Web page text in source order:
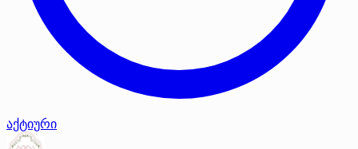
აქტიური